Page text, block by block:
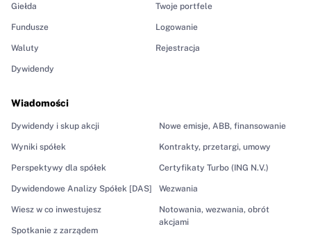
Giełda
Fundusze
Waluty
Dywidendy
Wiadomości
Dywidendy i skup akcji
Wyniki spółek
Perspektywy dla spółek
Dywidendowe Analizy Spółek [DAS]
Wiesz w co inwestujesz
Spotkanie z zarządem
Nowe emisje, ABB, finansowanie
Kontrakty, przetargi, umowy
Certyfikaty Turbo (ING N.V.)
Wezwania
Notowania, wezwania, obrót
akcjami
Twoje portfele
Logowanie
Rejestracja